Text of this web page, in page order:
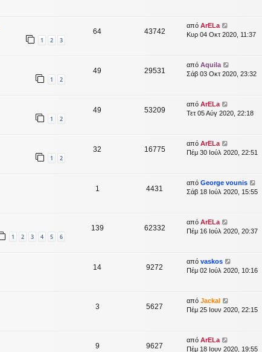
1 2 3
64 43742
από ArELa
Κυρ 04 Οκτ 2020, 11:37
1 2
49 29531
από Aquila
Σάβ 03 Οκτ 2020, 23:32
1 2
49 53209
από ArELa
Τετ 05 Αύγ 2020, 22:18
1 2
32 16775
από ArELa
Πέμ 30 Ιούλ 2020, 22:51
1 4431
από George vounis
Σάβ 18 Ιούλ 2020, 15:55
1 2 3 4 5 6
139 62332
από ArELa
Πέμ 16 Ιούλ 2020, 20:37
14 9272
από vaskos
Πέμ 02 Ιούλ 2020, 10:16
3 5627
από Jackal
Πέμ 25 Ιουν 2020, 22:15
9 9627
από ArELa
Πέμ 18 Ιουν 2020, 19:55